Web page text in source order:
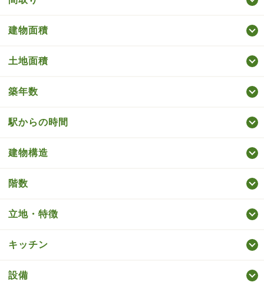
建物面積
土地面積
築年数
駅からの時間
建物構造
階数
立地・特徴
キッチン
設備